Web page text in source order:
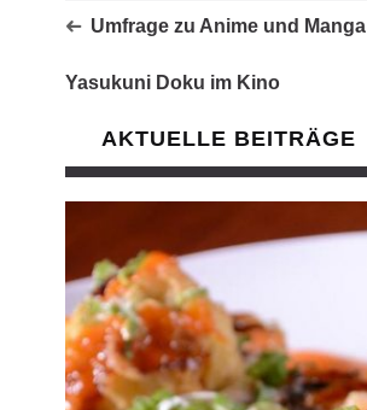
Umfrage zu Anime und Manga
Yasukuni Doku im Kino
AKTUELLE BEITRÄGE